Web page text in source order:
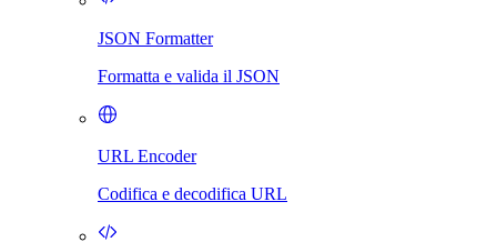
JSON Formatter
Formatta e valida il JSON
URL Encoder
Codifica e decodifica URL